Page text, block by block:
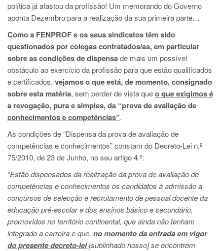
política já afastou da profissão! Um memorando do Governo
aponta Dezembro para a realização da sua primeira parte…
Como a FENPROF e os seus sindicatos têm sido
questionados por colegas contratados/as, em particular
sobre as condições de dispensade mais um possível
obstáculo ao exercício da profissão para que estão qualificados
e certificados, vejamos o que está, de momento, consignado
sobre esta matéria, sem perder de vista queo que exigimos é
a revogação, pura e simples, da “prova de avaliação de
conhecimentos e competências”.
As condições de “Dispensa da prova de avaliação de
competências e conhecimentos” constam do Decreto-Lei n.º
75/2010, de 23 de Junho, no seu artigo 4.º:
“Estão dispensados da realização da prova de avaliação de
competências e conhecimentos os candidatos à admissão a
concursos de selecção e recrutamento de pessoal docente da
educação pré-escolar e dos ensinos básico e secundário,
promovidos no território continental, que ainda não tenham
integrado a carreira e que, no momento da entrada em vigor
do presente decreto-lei[sublinhado nosso] se encontrem